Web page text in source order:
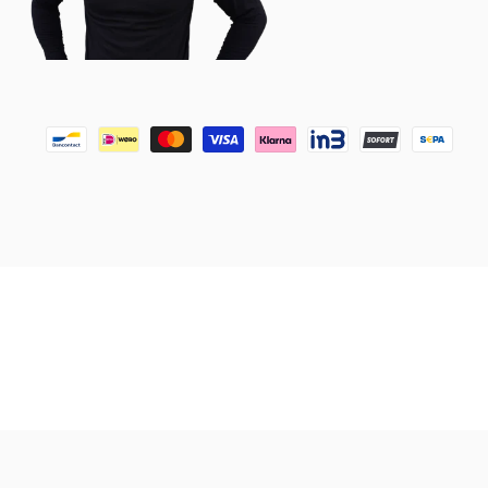
ces dernières années, principalement en raison de